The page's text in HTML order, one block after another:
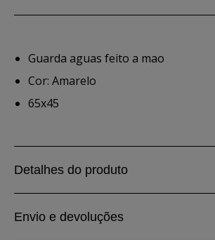
Guarda aguas feito a mao
Cor: Amarelo
65x45
Detalhes do produto
Envio e devoluções